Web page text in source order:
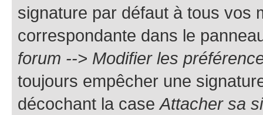
signature par défaut à tous vos
correspondante dans le
forum --> Modifier les
toujours empêcher une
décochant la caseAttacher sa